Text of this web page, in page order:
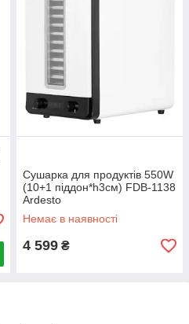
Сушарка для продуктів 550W
(10+1 піддон*h3см) FDB-1138
Ardesto
Немає в наявності
4 599 ₴